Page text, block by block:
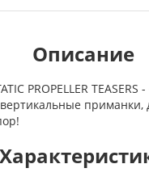
Описание
PROPELLER TEASERS
приманки,